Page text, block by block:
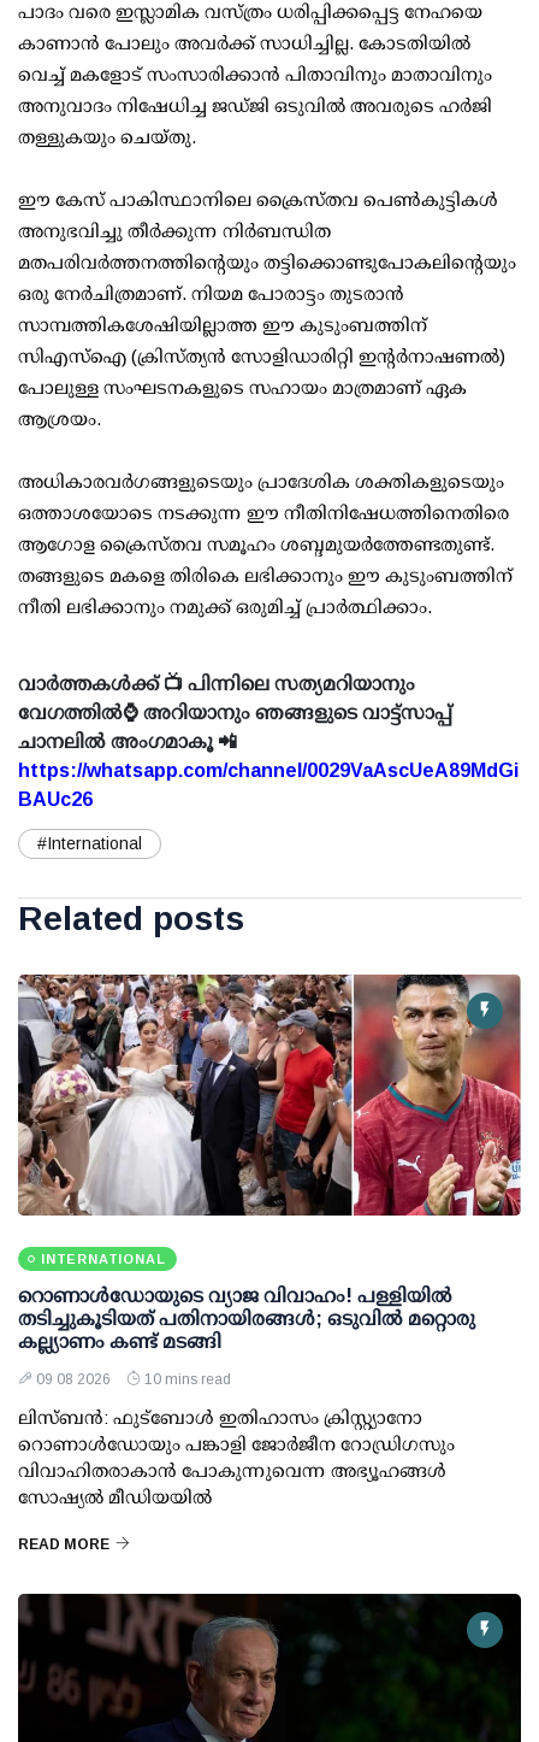
പാദം വരെ ഇസ്ലാമിക വസ്ത്രം ധരിപ്പിക്കപ്പെട്ട നേഹയെ
കാണാൻ പോലും അവർക്ക് സാധിച്ചില്ല. കോടതിയിൽ
വെച്ച് മകളോട് സംസാരിക്കാൻ പിതാവിനും മാതാവിനും
അനുവാദം നിഷേധിച്ച ജഡ്ജി ഒടുവിൽ അവരുടെ ഹർജി
തള്ളുകയും ചെയ്തു.
ഈ കേസ് പാകിസ്ഥാനിലെ ക്രൈസ്തവ പെൺകുട്ടികൾ
അനുഭവിച്ചു തീർക്കുന്ന നിർബന്ധിത
മതപരിവർത്തനത്തിന്റെയും തട്ടിക്കൊണ്ടുപോകലിന്റെയും
ഒരു നേർചിത്രമാണ്. നിയമ പോരാട്ടം തുടരാൻ
സാമ്പത്തികശേഷിയില്ലാത്ത ഈ കുടുംബത്തിന്
സിഎസ്‌ഐ (ക്രിസ്ത്യൻ സോളിഡാരിറ്റി ഇന്റർനാഷണൽ)
പോലുള്ള സംഘടനകളുടെ സഹായം മാത്രമാണ് ഏക
ആശ്രയം.
അധികാരവർ​ഗങ്ങളുടെയും പ്രാദേശിക ശക്തികളുടെയും
ഒത്താശയോടെ നടക്കുന്ന ഈ നീതിനിഷേധത്തിനെതിരെ
ആഗോള ക്രൈസ്തവ സമൂഹം ശബ്ദമുയർത്തേണ്ടതുണ്ട്.
തങ്ങളുടെ മകളെ തിരികെ ലഭിക്കാനും ഈ കുടുംബത്തിന്
നീതി ലഭിക്കാനും നമുക്ക് ഒരുമിച്ച് പ്രാർത്ഥിക്കാം.
വാർത്തകൾക്ക് 📺 പിന്നിലെ സത്യമറിയാനും
വേഗത്തിൽ⌚ അറിയാനും ഞങ്ങളുടെ വാട്ട്സാപ്പ്
ചാനലിൽ അംഗമാകൂ 📲
https://whatsapp.com/channel/0029VaAscUeA89MdGi
BAUc26
#International
Related posts
INTERNATIONAL
റൊണാള്‍ഡോയുടെ വ്യാജ വിവാഹം! പള്ളിയില്‍
തടിച്ചുകൂടിയത് പതിനായിരങ്ങള്‍; ഒടുവില്‍ മറ്റൊരു
കല്ല്യാണം കണ്ട് മടങ്ങി
09 08 2026 10 mins read
ലിസ്ബന്‍: ഫുട്‌ബോള്‍ ഇതിഹാസം ക്രിസ്റ്റ്യാനോ
റൊണാള്‍ഡോയും പങ്കാളി ജോര്‍ജീന റോഡ്രിഗസും
വിവാഹിതരാകാന്‍ പോകുന്നുവെന്ന അഭ്യൂഹങ്ങള്‍
സോഷ്യല്‍ മീഡിയയില്‍
READ MORE